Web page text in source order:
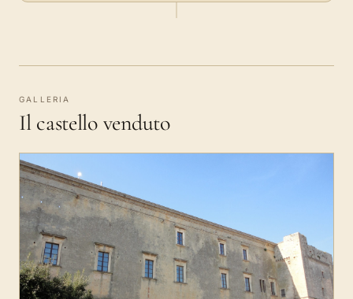
GALLERIA
Il castello venduto